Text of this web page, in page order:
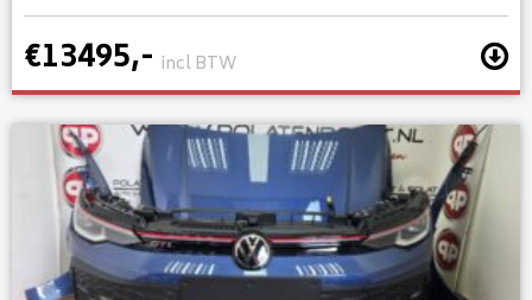
€13495,- incl BTW